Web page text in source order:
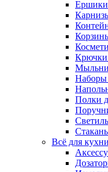
Ершики
Крючки
Наборы
Полки
Всё для